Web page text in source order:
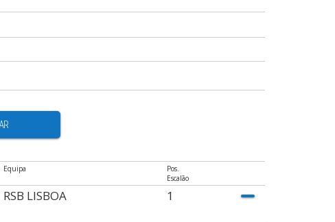
Equipa
Pos.
Escalão
RSB LISBOA 1